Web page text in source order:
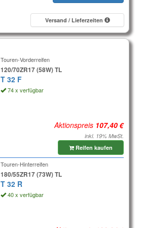
Versand / Lieferzeiten
Touren-Vorderreifen
120/70ZR17 (58W) TL
T 32 F
74 x verfügbar
Aktionspreis
inkl. 19% MwSt.
Reifen kaufen
Touren-Hinterreifen
180/55ZR17 (73W) TL
T 32 R
40 x verfügbar